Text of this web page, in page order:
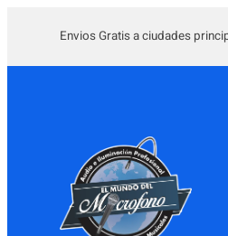
Envios Gratis a ciudades